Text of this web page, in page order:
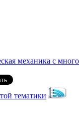
механика с
тематики